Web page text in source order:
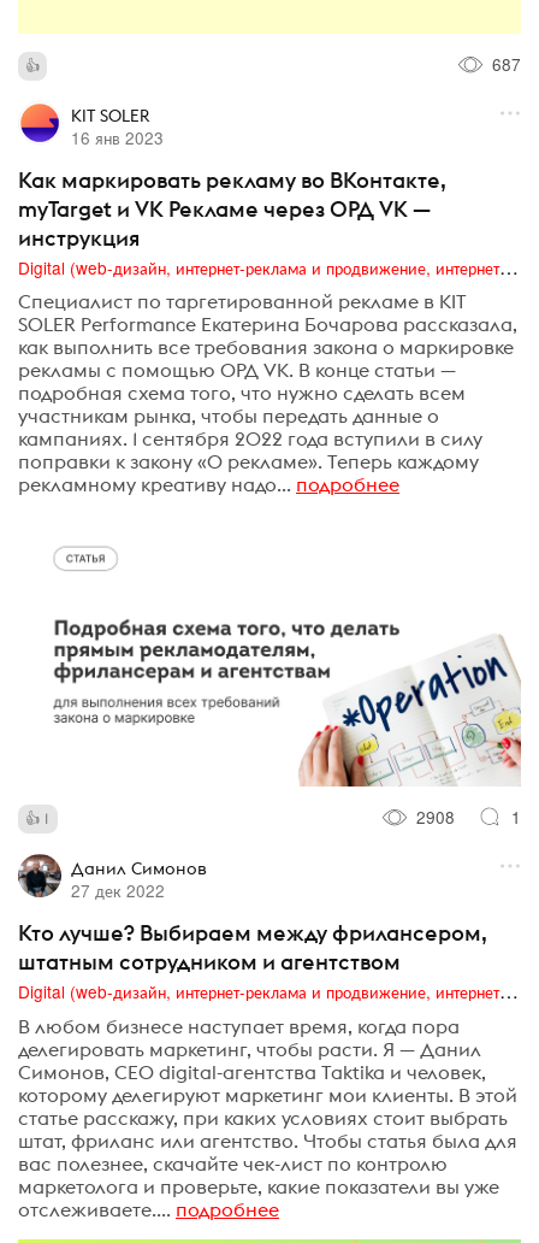
687
KIT SOLER
16 янв 2023
Как маркировать рекламу во ВКонтакте,
myTarget и VK Рекламе через ОРД VK —
инструкция
Digital (web-дизайн, интернет-реклама и продвижение, интернет-сообщества и блоги, интернет-коммуникации, мобильный маркетинг, реклама на цифровых экранах)
Специалист по таргетированной рекламе в KIT
SOLER Performance Екатерина Бочарова рассказала,
как выполнить все требования закона о маркировке
рекламы с помощью ОРД VK. В конце статьи —
подробная схема того, что нужно сделать всем
участникам рынка, чтобы передать данные о
кампаниях. 1 сентября 2022 года вступили в силу
поправки к закону «О рекламе». Теперь каждому
рекламному креативу надо... подробнее
1 2908 1
Данил Симонов
27 дек 2022
Кто лучше? Выбираем между фрилансером,
штатным сотрудником и агентством
Digital (web-дизайн, интернет-реклама и продвижение, интернет-сообщества и блоги, интернет-коммуникации, мобильный маркетинг, реклама на цифровых экранах)
В любом бизнесе наступает время, когда пора
делегировать маркетинг, чтобы расти. Я — Данил
Симонов, СЕО digital-агентства Taktika и человек,
которому делегируют маркетинг мои клиенты. В этой
статье расскажу, при каких условиях стоит выбрать
штат, фриланс или агентство. Чтобы статья была для
вас полезнее, скачайте чек-лист по контролю
маркетолога и проверьте, какие показатели вы уже
отслеживаете.... подробнее